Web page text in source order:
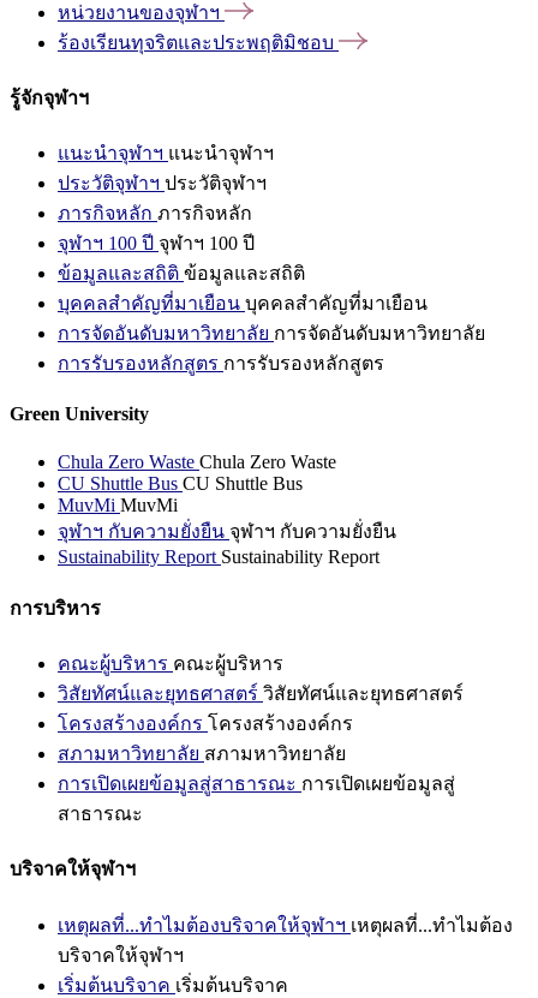
หน่วยงานของจุฬาฯ
ร้องเรียนทุจริตและประพฤติมิชอบ
รู้จักจุฬาฯ
แนะนำจุฬาฯ แนะนำจุฬาฯ
ประวัติจุฬาฯ ประวัติจุฬาฯ
ภารกิจหลัก ภารกิจหลัก
จุฬาฯ 100 ปี จุฬาฯ 100 ปี
ข้อมูลและสถิติ ข้อมูลและสถิติ
บุคคลสำคัญที่มาเยือน บุคคลสำคัญที่มาเยือน
การจัดอันดับมหาวิทยาลัย การจัดอันดับมหาวิทยาลัย
การรับรองหลักสูตร การรับรองหลักสูตร
Green University
Chula Zero Waste Chula Zero Waste
CU Shuttle Bus CU Shuttle Bus
MuvMi MuvMi
จุฬาฯ กับความยั่งยืน จุฬาฯ กับความยั่งยืน
Sustainability Report Sustainability Report
การบริหาร
คณะผู้บริหาร คณะผู้บริหาร
วิสัยทัศน์และยุทธศาสตร์ วิสัยทัศน์และยุทธศาสตร์
โครงสร้างองค์กร โครงสร้างองค์กร
สภามหาวิทยาลัย สภามหาวิทยาลัย
การเปิดเผยข้อมูลสู่สาธารณะ การเปิดเผยข้อมูลสู่
สาธารณะ
บริจาคให้จุฬาฯ
เหตุผลที่...ทำไมต้องบริจาคให้จุฬาฯ เหตุผลที่...ทำไมต้อง
บริจาคให้จุฬาฯ
เริ่มต้นบริจาค เริ่มต้นบริจาค